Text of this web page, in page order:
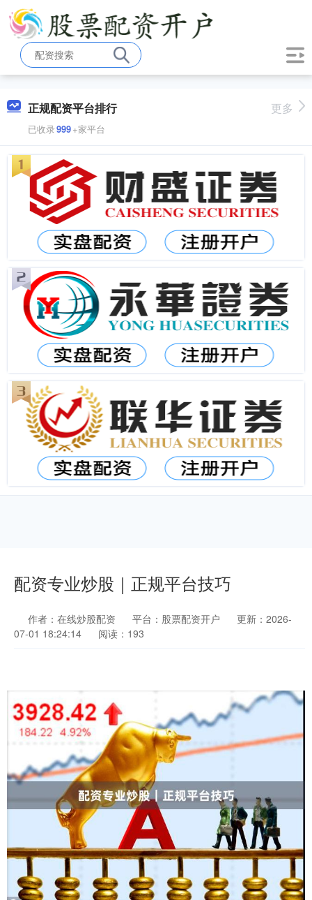
正规配资平台排行
已收录999+家平台
更多
配资专业炒股｜正规平台技巧
作者：在线炒股配资 平台：股票配资开户
更新：2026-
07-01 18:24:14
阅读：193